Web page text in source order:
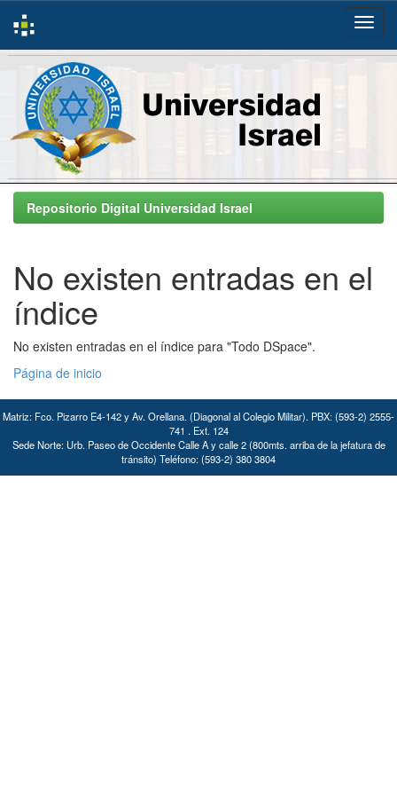
Skip
navigationRepositorio Digital Universidad Israel
No existen entradas en el
índice
No existen entradas en el índice para "Todo DSpace".
Página de inicio
Matriz: Fco. Pizarro E4-142 y Av. Orellana. (Diagonal al Colegio Militar). PBX: (593-2) 2555-
741 . Ext. 124
Sede Norte: Urb. Paseo de Occidente Calle A y calle 2 (800mts. arriba de la jefatura de
tránsito) Teléfono: (593-2) 380 3804